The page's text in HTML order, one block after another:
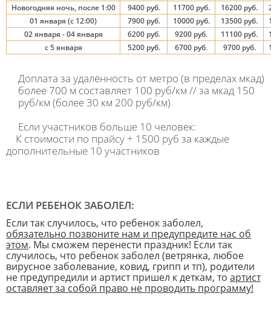
Новогодняя ночь, после 1:00
9400 руб. 11700 руб. 16200 руб.
01 января (с 12:00)
7900 руб. 10000 руб. 13500 руб.
02 января - 04 января
6200 руб. 9200 руб. 11100 руб.
с 5 января
5200 руб. 6700 руб. 9700 руб.
Доплата за удалённость от метро (в пределах мкад)
более 700 м составляет 100 руб/км // за мкад 150
руб/км (более 30 км 200 руб/км)
Если участников больше 10 человек:
К стоимости по прайсу + 1500 руб за каждые
дополнительные 10 участников
ЕСЛИ РЕБЕНОК ЗАБОЛЕЛ:
Если так случилось, что ребенок заболел,
обязательно позвоните нам и предупредите нас об
этом. Мы сможем перенести праздник! Если так
случилось, что ребенок заболел (ветрянка, любое
вирусное заболевание, ковид, грипп и тп), родители
не предупредили и артист пришел к деткам, то артист
оставляет за собой право не проводить программу!